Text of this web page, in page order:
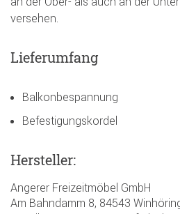
versehen.
Lieferumfang
Balkonbespannung
Befestigungskordel
Hersteller:
Angerer Freizeitmöbel GmbH
Am Bahndamm 8, 84543